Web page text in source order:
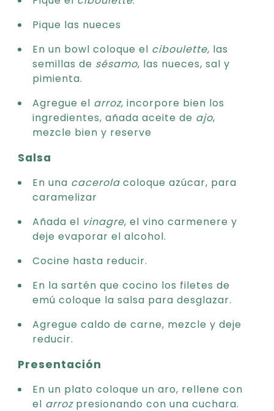
Pique las nueces
En un bowl coloque el ciboulette, las
semillas de sésamo, las nueces, sal y
pimienta.
Agregue el arroz, incorpore bien los
ingredientes, añada aceite de ajo,
mezcle bien y reserve
Salsa
En una cacerola coloque azúcar, para
caramelizar
Añada el vinagre, el vino carmenere y
deje evaporar el alcohol.
Cocine hasta reducir.
En la sartén que cocino los filetes de
emú coloque la salsa para desglazar.
Agregue caldo de carne, mezcle y deje
reducir.
Presentación
En un plato coloque un aro, rellene con
el arrozpresionando con una cuchara.